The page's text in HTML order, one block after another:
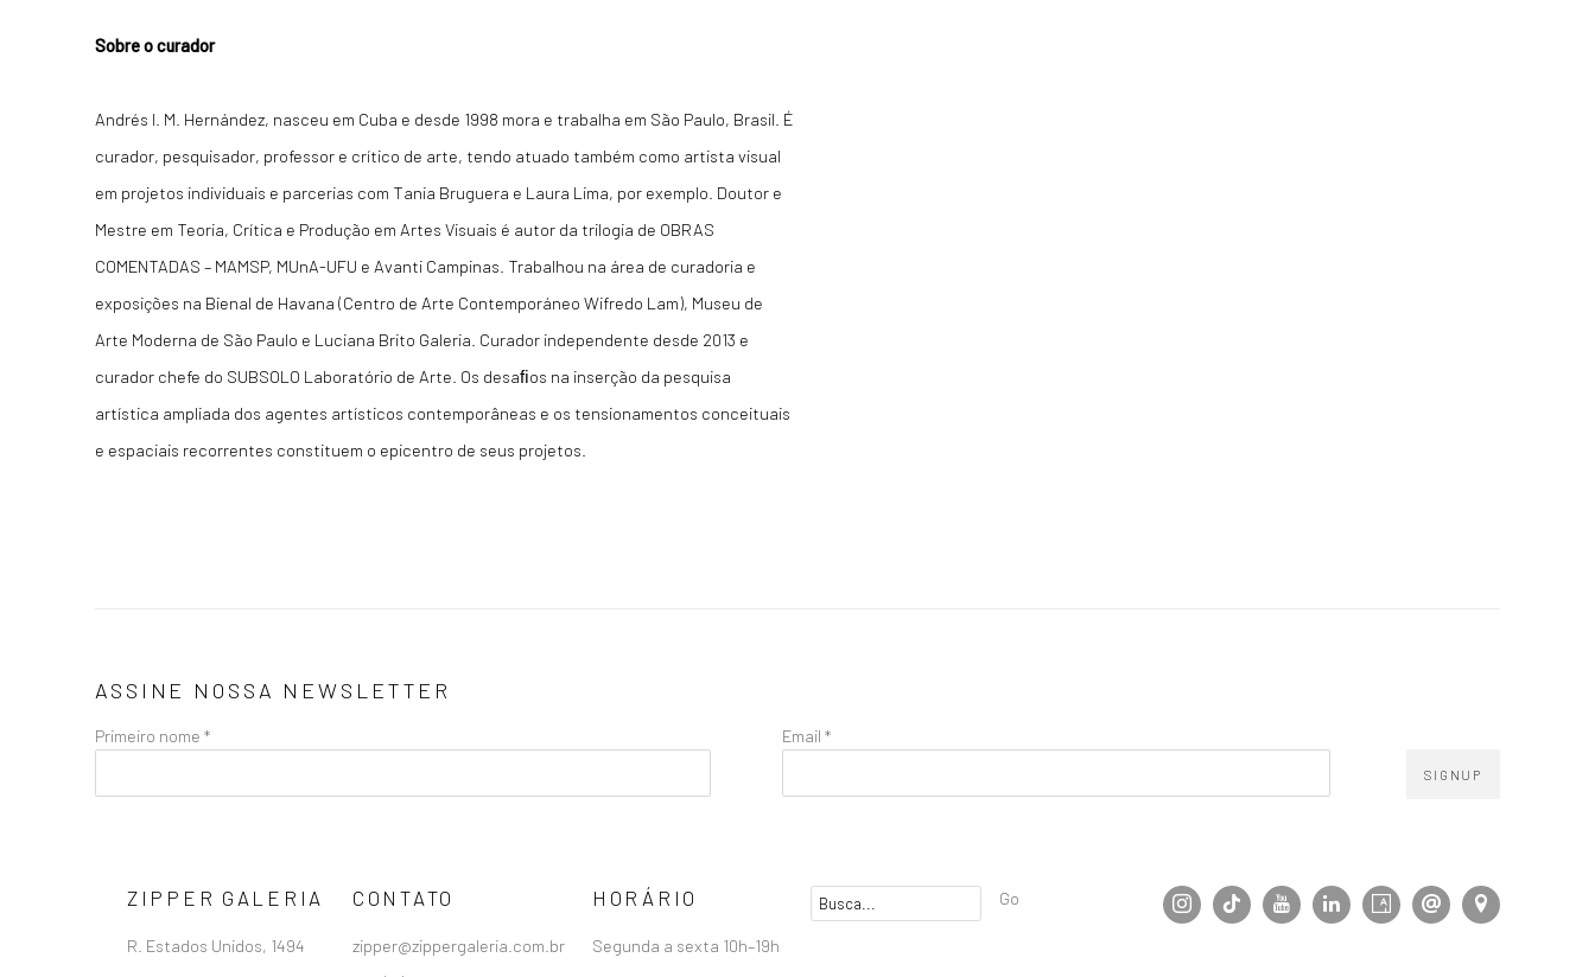
Sobre o curador
Andrés I. M. Hernández, nasceu em Cuba e desde 1998 mora e trabalha em São Paulo, Brasil. É
curador, pesquisador, professor e crítico de arte, tendo atuado também como artista visual
em projetos individuais e parcerias com Tania Bruguera e Laura Lima, por exemplo. Doutor e
Mestre em Teoria, Crítica e Produção em Artes Visuais é autor da trilogia de OBRAS
COMENTADAS – MAMSP, MUnA-UFU e Avanti Campinas. Trabalhou na área de curadoria e
exposições na Bienal de Havana (Centro de Arte Contemporáneo Wifredo Lam), Museu de
Arte Moderna de São Paulo e Luciana Brito Galeria. Curador independente desde 2013 e
curador chefe do SUBSOLO Laboratório de Arte. Os desaﬁos na inserção da pesquisa
artística ampliada dos agentes artísticos contemporâneas e os tensionamentos conceituais
e espaciais recorrentes constituem o epicentro de seus projetos.
ASSINE NOSSA NEWSLETTER
Primeiro nome * Email *
SIGNUP
ZIPPER GALERIA
R. Estados Unidos, 1494
CONTATO
zipper@zippergaleria.com.br
HORÁRIO
Segunda a sexta 10h–19h
Go